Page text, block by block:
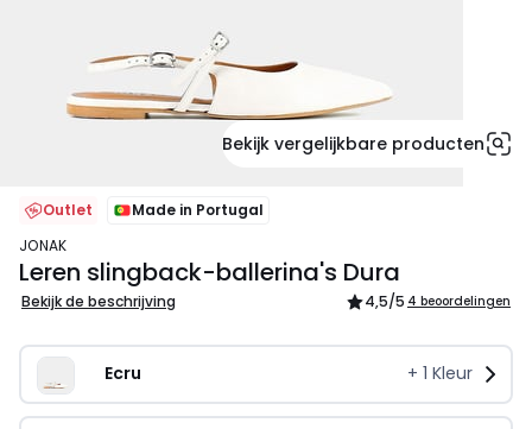
Bekijk vergelijkbare producten
Outlet
Made in Portugal
JONAK
Leren slingback-ballerina's Dura
Bekijk de beschrijving 4,5/5 4 beoordelingen
Ecru + 1 Kleur